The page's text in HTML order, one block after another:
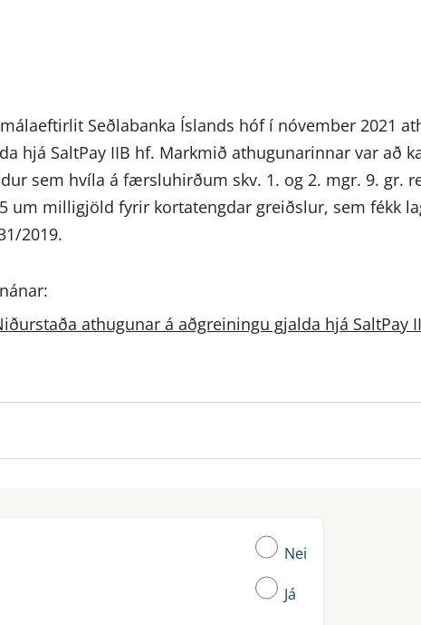
Seðlabanka Íslands hóf í nóvember 2021
hjá SaltPay IIB hf. Markmið athugunarinnar var að
sem hvíla á færsluhirðum skv. 1. og 2. mgr. 9. gr.
um milligjöld fyrir kortatengdar greiðslur, sem fékk
2019.
athugunar á aðgreiningu gjalda hjá SaltPay
Nei
Já